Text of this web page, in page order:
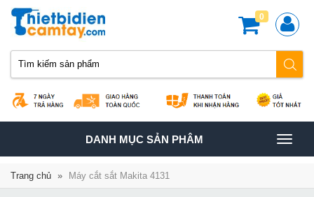
0
TOGGLE
NAVIGATION
DANH MỤC SẢN PHÂM
Trang chủ » Máy cắt sắt Makita 4131